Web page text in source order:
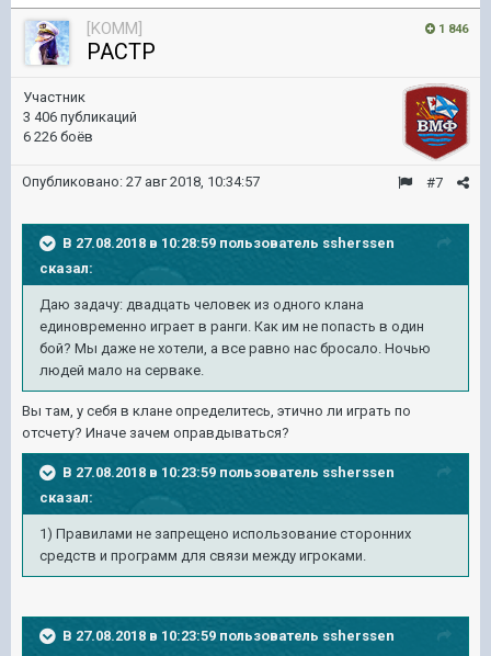
1 846
[KOMM]
PACTP
Участник
3 406 публикаций
6 226 боёв
#7
Опубликовано: 27 авг 2018, 10:34:57
В 27.08.2018 в 10:28:59 пользователь ssherssen
сказал:
Даю задачу: двадцать человек из одного клана
единовременно играет в ранги. Как им не попасть в один
бой? Мы даже не хотели, а все равно нас бросало. Ночью
людей мало на серваке.
Вы там, у себя в клане определитесь, этично ли играть по
отсчету? Иначе зачем оправдываться?
В 27.08.2018 в 10:23:59 пользователь ssherssen
сказал:
1) Правилами не запрещено использование сторонних
средств и программ для связи между игроками.
В 27.08.2018 в 10:23:59 пользователь ssherssen